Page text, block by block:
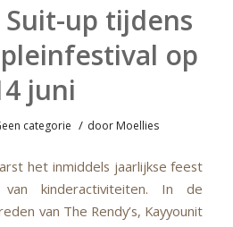
up tijdens
op
juni
categorie / door Moellies
het inmiddels jaarlijkse feest
kinderactiviteiten. In de
van The Rendy’s, Kayyounit